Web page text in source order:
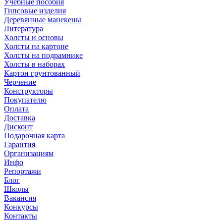
Учебные пособия
Гипсовые изделия
Деревянные манекены
Литература
Холсты и основы
Холсты на картоне
Холсты на подрамнике
Холсты в наборах
Картон грунтованный
Черчение
Конструкторы
Покупателю
Оплата
Доставка
Дисконт
Подарочная карта
Гарантия
Организациям
Инфо
Репортажи
Блог
Школы
Вакансия
Конкурсы
Контакты